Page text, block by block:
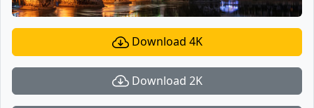
Download 4K
Download 2K